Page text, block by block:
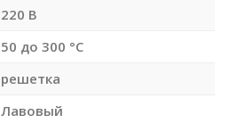
220 В
50 до 300 °С
решетка
Лавовый